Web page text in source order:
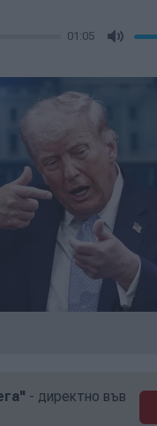
01:05
- директно във